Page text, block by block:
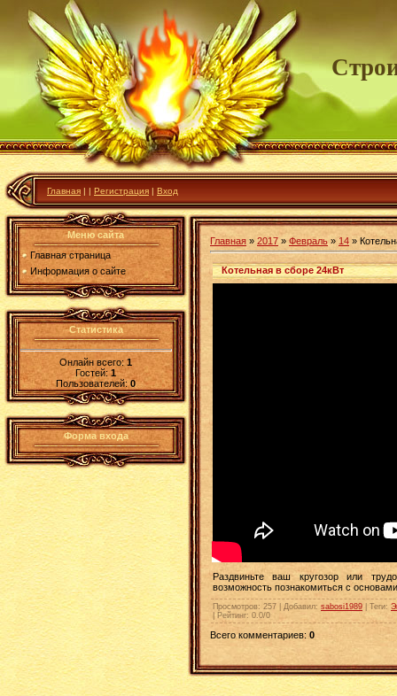
Главная | | Регистрация | Вход
Меню сайта
Главная страница
Информация о сайте
Статистика
Онлайн всего:1
Гостей:1
Пользователей:0
Форма входа
Главная » 2017 » Февраль » 14 »
Котельная в сборе 24кВт
Раздвиньте ваш кругозор или
возможность познакомиться с
Просмотров: 257 | Добавил: sabosi1989 Теги:
Рейтинг: 0.0/0
Всего комментариев:0